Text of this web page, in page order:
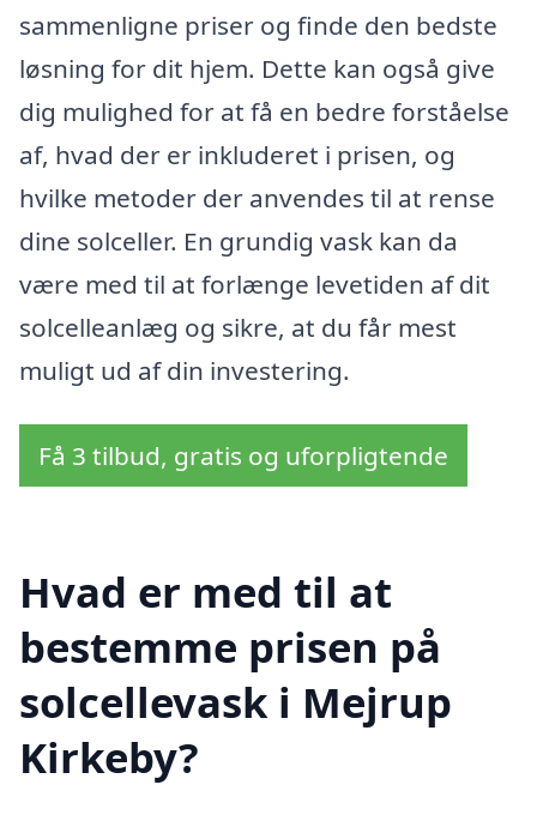
sammenligne priser og finde den bedste
løsning for dit hjem. Dette kan også give
dig mulighed for at få en bedre forståelse
af, hvad der er inkluderet i prisen, og
hvilke metoder der anvendes til at rense
dine solceller. En grundig vask kan da
være med til at forlænge levetiden af dit
solcelleanlæg og sikre, at du får mest
muligt ud af din investering.
Få 3 tilbud, gratis og uforpligtende
Hvad er med til at
bestemme prisen på
solcellevask i Mejrup
Kirkeby?